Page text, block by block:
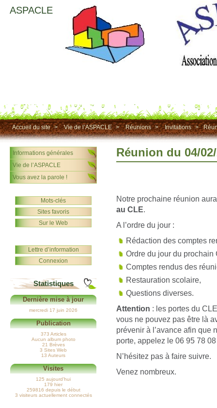
ASPACLE
Accueil du site > Vie de l’ASPACLE > Réunions > Invitations >
Réunion du 04/
Notre prochaine réunion
au CLE.
A l’ordre du jour :
Rédaction des comptes
Ordre du jour du prochain
Comptes rendus des
Restauration scolaire,
Questions diverses.
Attention : les portes du
vous ne pouvez pas être là
prévenir à l’avance afin que
porte, appelez le 06 95 78
N’hésitez pas à faire suivre.
Venez nombreux.
Informations générales
Vie de l’ASPACLE
Vous avez la parole !
Mots-clés
Sites favoris
Sur le Web
Lettre d’information
Connexion
Statistiques
Dernière mise à jour
mercredi 17 juin 2026
Publication
373 Articles
Aucun album photo
21 Brèves
3 Sites Web
13 Auteurs
Visites
125 aujourd’hui
179 hier
259816 depuis le début
3 visiteurs actuellement connectés